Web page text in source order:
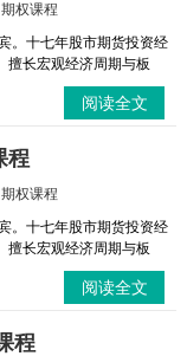
期权课程
。十七年股市期货投资经
擅长宏观经济周期与板
阅读全文
程
期权课程
。十七年股市期货投资经
擅长宏观经济周期与板
阅读全文
程